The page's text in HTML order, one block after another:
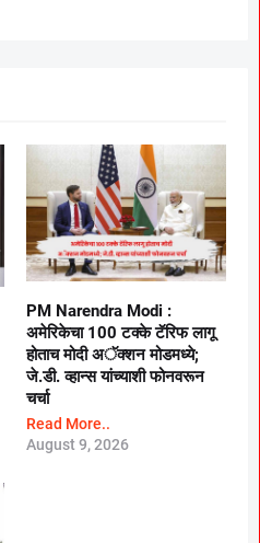
PM Narendra Modi :
अमेरिकेचा 100 टक्के टॅरिफ लागू
होताच मोदी अॅक्शन मोडमध्ये;
जे.डी. व्हान्स यांच्याशी फोनवरून
चर्चा
Read More..
August 9, 2026